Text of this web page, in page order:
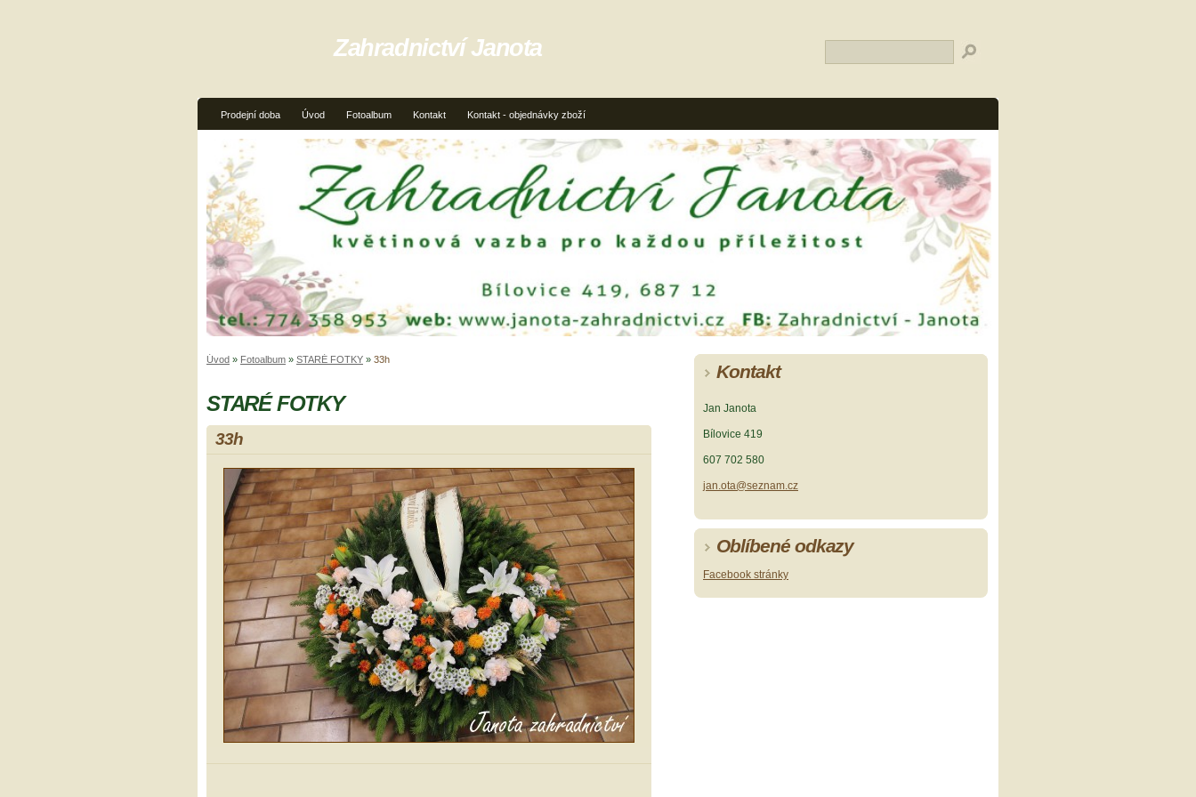
Prodejní doba Úvod Fotoalbum Kontakt Kontakt - objednávky zboží
Zahradnictví Janota
Úvod » Fotoalbum » STARÉ FOTKY » 33h
STARÉ FOTKY
33h
Kontakt
Jan Janota
Bílovice 419
607 702 580
jan.ota@seznam.cz
Oblíbené odkazy
Facebook stránky